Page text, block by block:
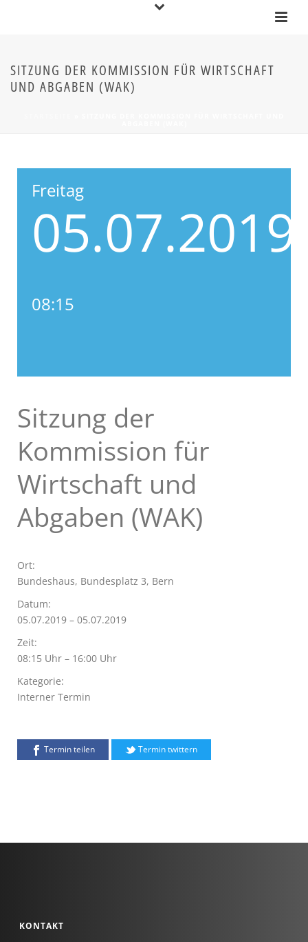
SITZUNG DER KOMMISSION FÜR WIRTSCHAFT
UND ABGABEN (WAK)
Freitag
05.07.2019
08:15
Sitzung der
Kommission für
Wirtschaft und
Abgaben (WAK)
Ort:
Bundeshaus, Bundesplatz 3, Bern
Datum:
05.07.2019 – 05.07.2019
Zeit:
08:15 Uhr – 16:00 Uhr
Kategorie:
Interner Termin
Termin teilen Termin twittern
KONTAKT